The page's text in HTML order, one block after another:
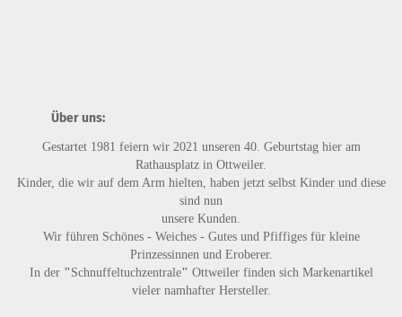
Über uns:
Gestartet 1981 feiern wir 2021 unseren 40. Geburtstag hier am
Rathausplatz in Ottweiler.
Kinder, die wir auf dem Arm hielten, haben jetzt selbst Kinder und diese
sind nun
unsere Kunden.
Wir führen Schönes - Weiches - Gutes und Pfiffigesfür kleine
Prinzessinnen und Eroberer.
In der " Schnuffeltuchzentrale" Ottweiler finden sich Markenartikel
vieler namhafter Hersteller.